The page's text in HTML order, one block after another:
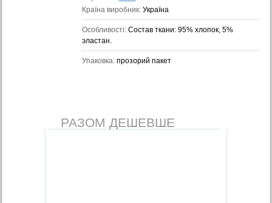
Країна виробник: Україна
Особливості: Состав ткани: 95% хлопок, 5%
эластан.
Упаковка: прозорий пакет
РАЗОМ ДЕШЕВШЕ